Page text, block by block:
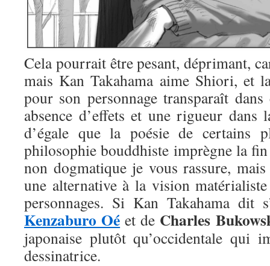
Cela pourrait être pesant, déprimant,
mais Kan Takahama aime Shiori, et
pour son personnage transparaît dans
absence d’effets et une rigueur dans
d’égale que la poésie de certains
philosophie bouddhiste imprègne la
non dogmatique je vous rassure,
une alternative à la vision
personnages. Si Kan Takahama dit
Kenzaburo Oé et de Charles
japonaise plutôt qu’occidentale qui
dessinatrice.